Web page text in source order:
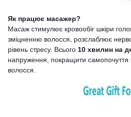
Як працює масажер?
Масаж стимулює кровообіг шкіри
зміцненню волосся, розслаблює
рівень стресу. Всього 10 хвилин на
напруження, покращити самопочуття
волосся.